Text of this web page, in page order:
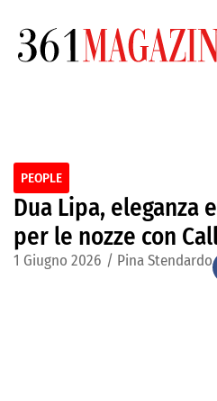
PEOPLE
Dua Lipa, eleganza
per le nozze con
1 Giugno 2026 / Pina Stendardo